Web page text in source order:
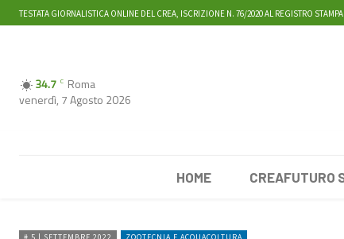
TESTATA GIORNALISTICA ONLINE DEL CREA, ISCRIZIONE N. 76/2020 AL REGISTRO
34.7 C Roma
venerdì, 7 Agosto 2026
HOME CREAFUTURO